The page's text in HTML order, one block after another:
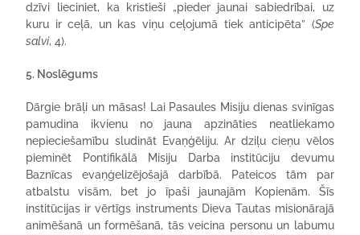
dzīvi lieciniet, ka kristieši „pieder jaunai sabiedrībai, uz
kuru ir ceļā, un kas viņu ceļojumā tiek anticipēta” (Spe
salvi, 4).
5. Noslēgums
Dārgie brāļi un māsas! Lai Pasaules Misiju dienas svinīgas
pamudina ikvienu no jauna apzināties neatliekamo
nepieciešamību sludināt Evaņģēliju. Ar dziļu cieņu vēlos
pieminēt Pontifikālā Misiju Darba institūciju devumu
Baznīcas evaņģelizējošajā darbībā. Pateicos tām par
atbalstu visām, bet jo īpaši jaunajām Kopienām. Šīs
institūcijas ir vērtīgs instruments Dieva Tautas misionārajā
animēšanā un formēšanā, tās veicina personu un labumu